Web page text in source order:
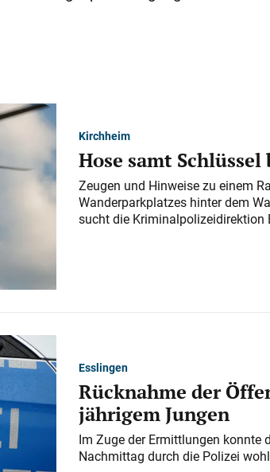
Kirchheim
Hose samt
Zeugen und Hinweise zu einem
Wanderparkplatzes hinter dem
sucht die Kriminalpolizeidirektion
Esslingen
Rücknahme der
jährigem Jungen
Im Zuge der Ermittlungen konnte
Nachmittag durch die Polizei